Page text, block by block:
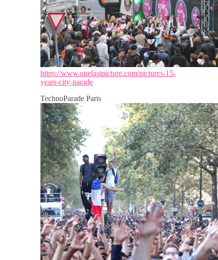
https://www.onelastpicture.com/pictures-15-
years-city-parade
TechnoParade Paris